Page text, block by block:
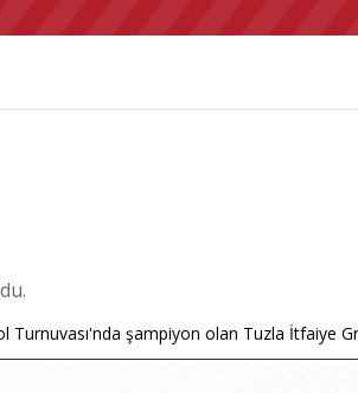
Turnuvası'nda şampiyon olan Tuzla İtfaiye